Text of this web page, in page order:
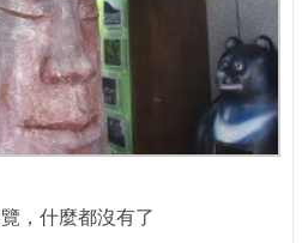
，什麼都沒有了